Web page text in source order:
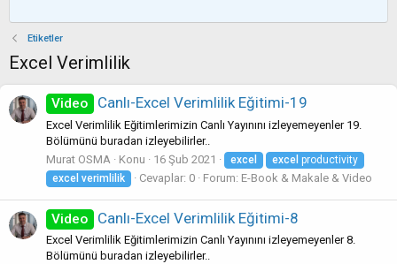
Etiketler
Excel Verimlilik
Video Canlı-Excel Verimlilik Eğitimi-19
Excel Verimlilik Eğitimlerimizin Canlı Yayınını izleyemeyenler 19.
Bölümünü buradan izleyebilirler..
Murat OSMA
Konu 16 Şub 2021 excel excel productivity
excel verimlilik Cevaplar: 0 Forum: E-Book & Makale & Video
Video Canlı-Excel Verimlilik Eğitimi-8
Excel Verimlilik Eğitimlerimizin Canlı Yayınını izleyemeyenler 8.
Bölümünü buradan izleyebilirler..